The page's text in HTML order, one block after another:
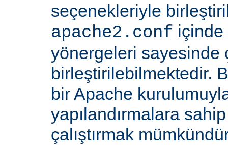
seçenekleriyle
apache2.conf içinde
yönergeleri sayesinde
birleştirilebilmektedir.
bir Apache
yapılandırmalara
çalıştırmak